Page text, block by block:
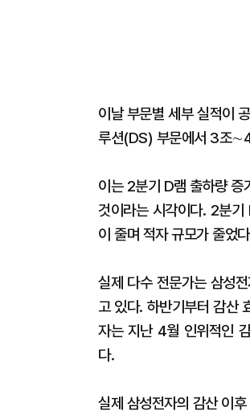
이날 부문별 세부 실적이
루션(DS) 부문에서 3조
이는 2분기 D램 출하량
것이라는 시각이다. 2분
이 줄며 적자 규모가 줄었
실제 다수 전문가는 삼성
고 있다. 하반기부터 감산
자는 지난 4월 인위적인
다.
실제 삼성전자의 감산 이